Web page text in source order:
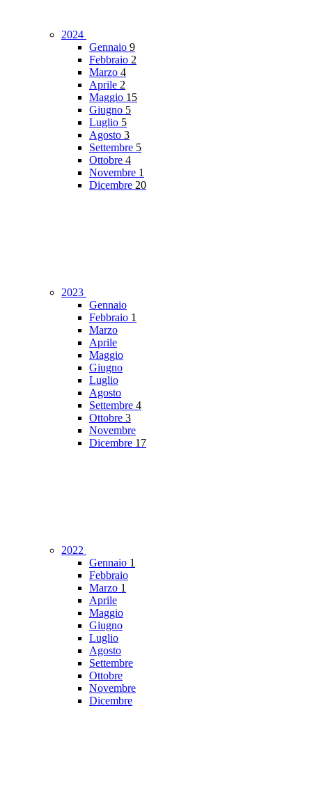
2024
Gennaio 9
Febbraio 2
Marzo 4
Aprile 2
Maggio 15
Giugno 5
Luglio 5
Agosto 3
Settembre 5
Ottobre 4
Novembre 1
Dicembre 20
2023
Gennaio
Febbraio 1
Marzo
Aprile
Maggio
Giugno
Luglio
Agosto
Settembre 4
Ottobre 3
Novembre
Dicembre 17
2022
Gennaio 1
Febbraio
Marzo 1
Aprile
Maggio
Giugno
Luglio
Agosto
Settembre
Ottobre
Novembre
Dicembre